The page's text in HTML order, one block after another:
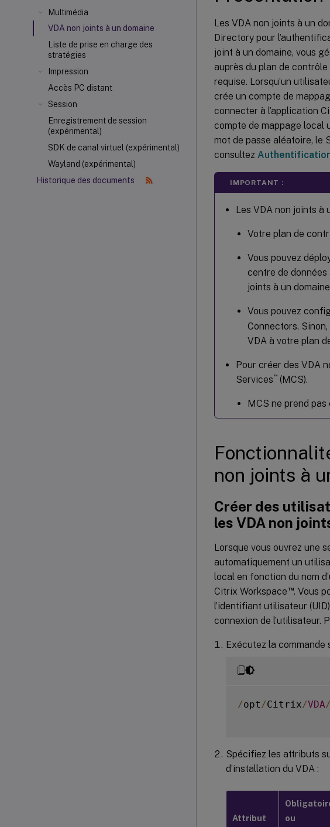
Multimédia
VDA non joints à un domaine
Liste de prise en charge des
stratégies
Impression
Accès PC distant
Session
Enregistrement de session
(expérimental)
SDK de canal virtuel (expérimental)
Wayland (expérimental)
Historique des documents
Les VDA non joints à un
Directory pour
joint à un domaine, vous
auprès du plan de
requise. Lorsqu’un
crée un compte de
connecter à l’application
compte de mappage local
mot de passe aléatoire, le
consultez
IMPORTANT :
Les VDA non joints à
Votre plan de
Vous pouvez
centre de
joints à un
Vous pouvez
Connectors.
VDA à votre plan
Pour créer des VDA
Services ™ (MCS).
MCS ne prend
non joints à
Créer des
les VDA non
Lorsque vous ouvrez une
automatiquement un
local en fonction du nom
Citrix Workspace™. Vous
l’identifiant utilisateur
connexion de l’utilisateur.
Exécutez la
/opt /Citrix/VDA/
Spécifiez les attributs
d’installation du VDA :
Attribut
ou